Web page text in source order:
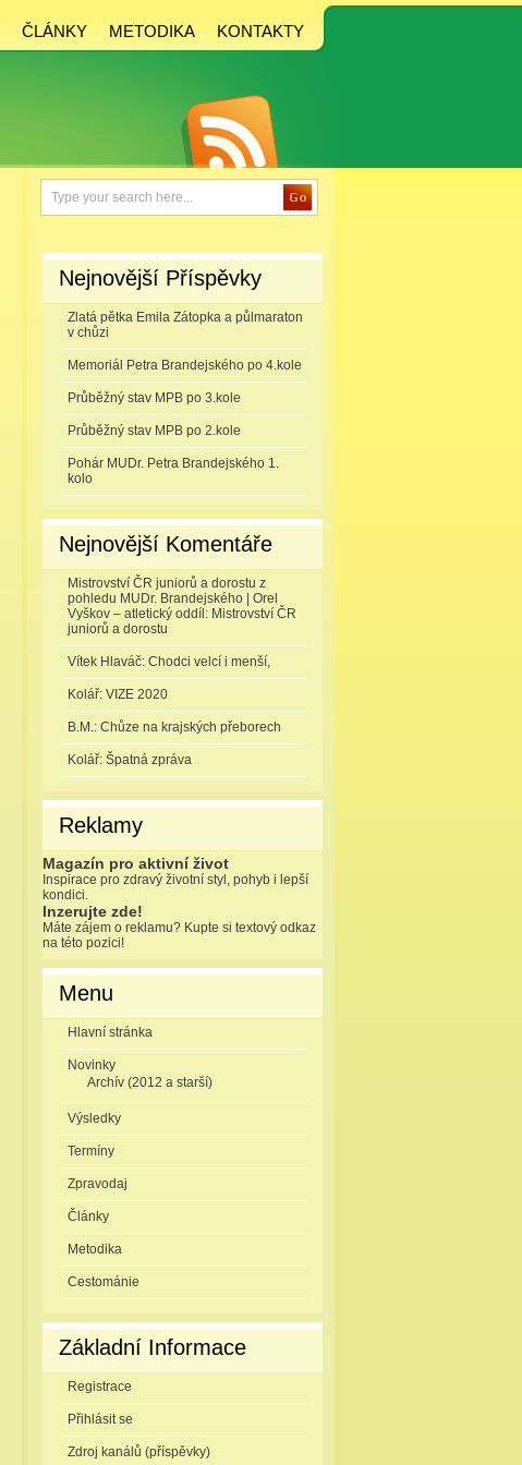
ČLÁNKY METODIKA KONTAKTY
Nejnovější Příspěvky
Zlatá pětka Emila Zátopka a půlmaraton
v chůzi
Memoriál Petra Brandejského po 4.kole
Průběžný stav MPB po 3.kole
Průběžný stav MPB po 2.kole
Pohár MUDr. Petra Brandejského 1.
kolo
Nejnovější Komentáře
Mistrovství ČR juniorů a dorostu z
pohledu MUDr. Brandejského | Orel
Vyškov – atletický oddíl : Mistrovství ČR
juniorů a dorostu
Vítek Hlaváč: Chodci velcí i menší,
Kolář: VIZE 2020
B.M.: Chůze na krajských přeborech
Kolář: Špatná zpráva
Reklamy
Magazín pro aktivní život
Inspirace pro zdravý životní styl, pohyb i lepší
kondici.
Inzerujte zde!
Máte zájem o reklamu? Kupte si textový odkaz
na této pozici!
Menu
Hlavní stránka
Novinky
Archív (2012 a starší)
Výsledky
Termíny
Zpravodaj
Články
Metodika
Cestománie
Základní Informace
Registrace
Přihlásit se
Zdroj kanálů (příspěvky)